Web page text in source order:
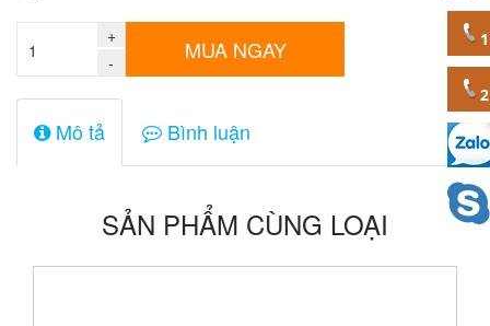
sản
phẩm
+
-
MUA NGAY
Mô tả Bình luận
SẢN PHẨM CÙNG LOẠI